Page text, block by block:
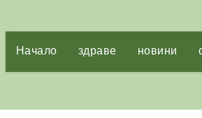
Начало здраве новини